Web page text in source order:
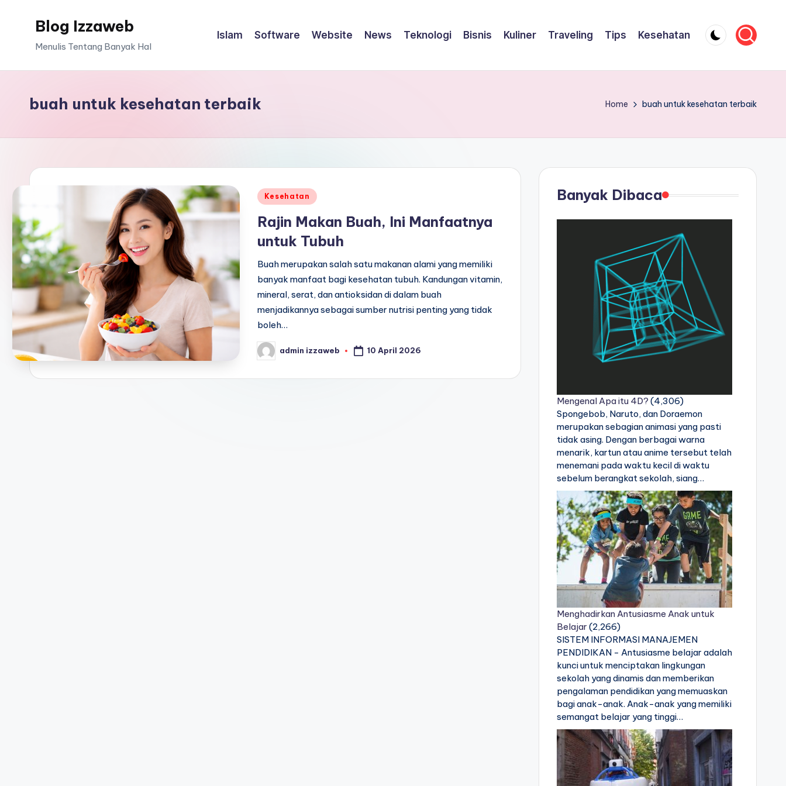
Blog Izzaweb
Menulis Tentang Banyak Hal
Islam Software Website News Teknologi Bisnis Kuliner Traveling Tips Kesehatan
buah untuk kesehatan terbaik Home buah untuk kesehatan terbaik
Posted
Kesehatan
Rajin Makan Buah, Ini Manfaatnya
untuk Tubuh
Buah merupakan salah satu makanan alami yang memiliki
banyak manfaat bagi kesehatan tubuh. Kandungan vitamin,
mineral, serat, dan antioksidan di dalam buah
menjadikannya sebagai sumber nutrisi penting yang tidak
boleh…
Posted
by
admin izzaweb 10 April 2026
Banyak Dibaca
Mengenal Apa itu 4D? (4,306)
Spongebob, Naruto, dan Doraemon
merupakan sebagian animasi yang pasti
tidak asing. Dengan berbagai warna
menarik, kartun atau anime tersebut telah
menemani pada waktu kecil di waktu
sebelum berangkat sekolah, siang…
Menghadirkan Antusiasme Anak untuk
Belajar (2,266)
SISTEM INFORMASI MANAJEMEN
PENDIDIKAN - Antusiasme belajar adalah
kunci untuk menciptakan lingkungan
sekolah yang dinamis dan memberikan
pengalaman pendidikan yang memuaskan
bagi anak-anak. Anak-anak yang memiliki
semangat belajar yang tinggi…